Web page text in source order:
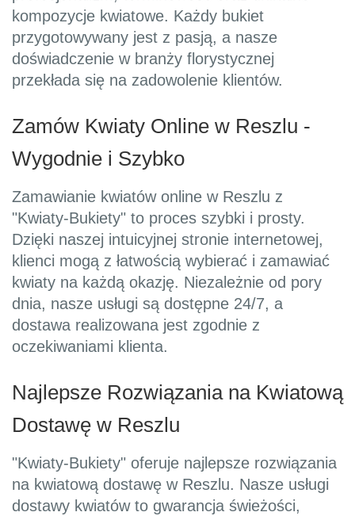
kompozycje kwiatowe. Każdy bukiet
przygotowywany jest z pasją, a nasze
doświadczenie w branży florystycznej
przekłada się na zadowolenie klientów.
Zamów Kwiaty Online w Reszlu -
Wygodnie i Szybko
Zamawianie kwiatów online w Reszlu z
"Kwiaty-Bukiety" to proces szybki i prosty.
Dzięki naszej intuicyjnej stronie internetowej,
klienci mogą z łatwością wybierać i zamawiać
kwiaty na każdą okazję. Niezależnie od pory
dnia, nasze usługi są dostępne 24/7, a
dostawa realizowana jest zgodnie z
oczekiwaniami klienta.
Najlepsze Rozwiązania na Kwiatową
Dostawę w Reszlu
"Kwiaty-Bukiety" oferuje najlepsze rozwiązania
na kwiatową dostawę w Reszlu. Nasze usługi
dostawy kwiatów to gwarancja świeżości,